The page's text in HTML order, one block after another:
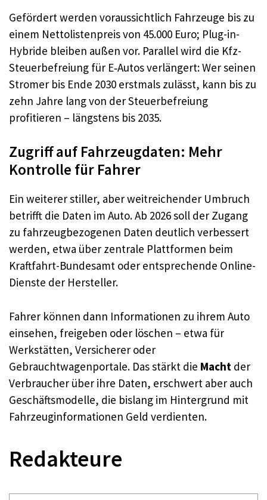
Gefördert werden voraussichtlich Fahrzeuge bis zu
einem Nettolistenpreis von 45.000 Euro; Plug-in-
Hybride bleiben außen vor. Parallel wird die Kfz-
Steuerbefreiung für E‑Autos verlängert: Wer seinen
Stromer bis Ende 2030 erstmals zulässt, kann bis zu
zehn Jahre lang von der Steuerbefreiung
profitieren – längstens bis 2035.​
Zugriff auf Fahrzeugdaten: Mehr
Kontrolle für Fahrer
Ein weiterer stiller, aber weitreichender Umbruch
betrifft die Daten im Auto. Ab 2026 soll der Zugang
zu fahrzeugbezogenen Daten deutlich verbessert
werden, etwa über zentrale Plattformen beim
Kraftfahrt-Bundesamt oder entsprechende Online-
Dienste der Hersteller.​
Fahrer können dann Informationen zu ihrem Auto
einsehen, freigeben oder löschen – etwa für
Werkstätten, Versicherer oder
Gebrauchtwagenportale. Das stärkt die Macht der
Verbraucher über ihre Daten, erschwert aber auch
Geschäftsmodelle, die bislang im Hintergrund mit
Fahrzeuginformationen Geld verdienten.​
Redakteure